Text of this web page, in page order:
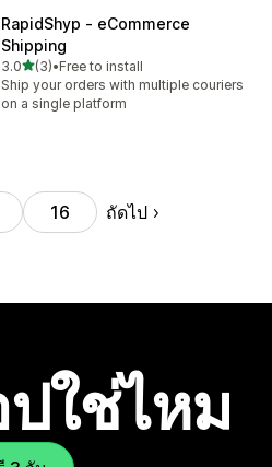
RapidShyp ‑ eCommerce
Shipping
3.0เต็ม 5 ดาว
(3)
ทั้งหมด 3 รีวิว
•Free to install
Ship your orders with multiple couriers
on a single platform
16 ถัดไป
ใช่ไหม